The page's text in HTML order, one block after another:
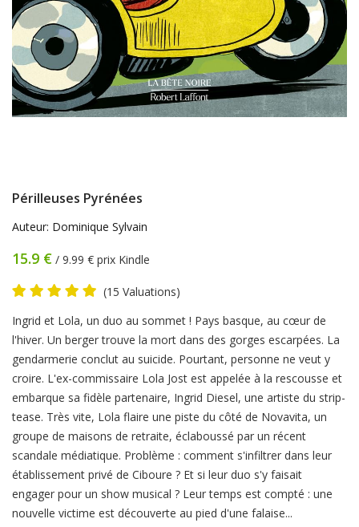
Périlleuses Pyrénées
Auteur: Dominique Sylvain
15.9 € / 9.99 € prix Kindle
(15 Valuations)
Product
Summery
​Ingrid et Lola, un duo au sommet ! Pays basque, au cœur de
l'hiver. Un berger trouve la mort dans des gorges escarpées. La
gendarmerie conclut au suicide. Pourtant, personne ne veut y
croire. L'ex-commissaire Lola Jost est appelée à la rescousse et
embarque sa fidèle partenaire, Ingrid Diesel, une artiste du strip-
tease. Très vite, Lola flaire une piste du côté de Novavita, un
groupe de maisons de retraite, éclaboussé par un récent
scandale médiatique. Problème : comment s'infiltrer dans leur
établissement privé de Ciboure ? Et si leur duo s'y faisait
engager pour un show musical ? Leur temps est compté : une
nouvelle victime est découverte au pied d'une falaise...